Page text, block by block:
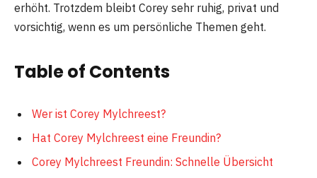
erhöht. Trotzdem bleibt Corey sehr ruhig, privat und
vorsichtig, wenn es um persönliche Themen geht.
Table of Contents
Wer ist Corey Mylchreest?
Hat Corey Mylchreest eine Freundin?
Corey Mylchreest Freundin: Schnelle Übersicht